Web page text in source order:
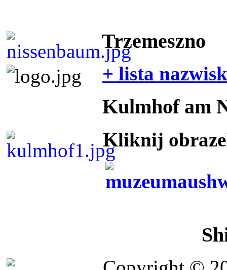
Trzemeszno
+ lista nazwisk
Kulmhof am
Kliknij